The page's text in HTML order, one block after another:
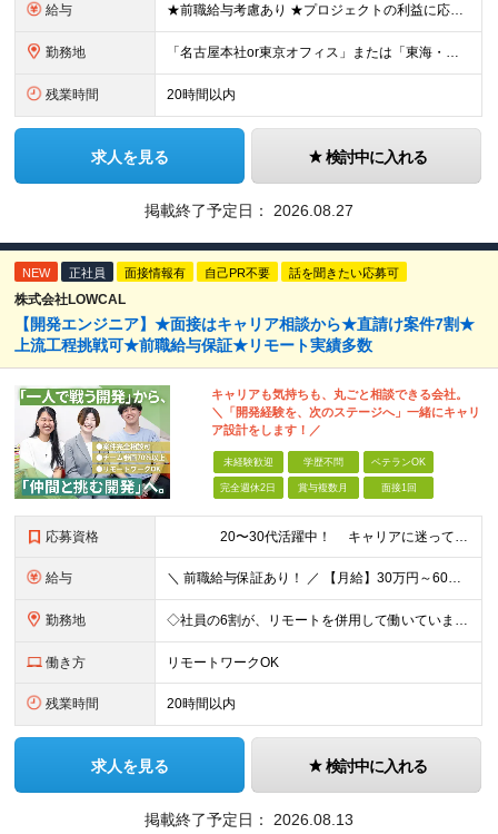
給与 ★前職給与考慮あり ★プロジェクトの利益に応じて賞与UP ★年収810万円（月給49万円＋諸手当+賞与年2回）OK！ 月給23.8万円～＋各種手当＋賞与年2回（経験～1年） ：想定年収320万円～
勤務地 「名古屋本社or東京オフィス」または「東海・関東・関西のクライアント先」 ※通勤可能な範囲での就業となりますのでご安心ください。 ※転勤はありません。 ※U・Iターンも歓迎します！（引越し代支給などU
残業時間 20時間以内
求人を見る 検討中に入れる
掲載終了予定日： 2026.08.27
NEW 正社員 面接情報有 自己PR不要 話を聞きたい応募可
株式会社LOWCAL
【開発エンジニア】★面接はキャリア相談から★直請け案件7割★
上流工程挑戦可★前職給与保証★リモート実績多数
キャリアも気持ちも、丸ごと相談できる会社。
＼「開発経験を、次のステージへ」一緒にキャリ
ア設計をします！／
未経験歓迎 学歴不問 ベテランOK
完全週休2日 賞与複数月 面接1回
応募資格 20〜30代活躍中！ キャリアに迷っていても大丈夫。 ＼まずは相談から始めませんか？／ ■IT業界で開発経験をお持ちの方（1年以上／言語不問） ■学歴不問 《こんな気持ちが少しでもある方
給与 ＼ 前職給与保証あり！ ／ 【月給】30万円～60万円（各種手当含む） ※経験・スキルを考慮の上、決定します ※月給には、みなし残業時間37時間分（67,300円～）を含む。 ※超過分は別途支給しま
勤務地 ◇社員の6割が、リモートを併用して働いています！ ◇フルリモートの実績もあり！ ◇勤務地やお住いの地域や希望を考慮 ◇転居を伴う転勤なし 一都三県をメインにプロジェクト先にて勤務いただきます！ ※リ
働き方 リモートワークOK
残業時間 20時間以内
求人を見る 検討中に入れる
掲載終了予定日： 2026.08.13